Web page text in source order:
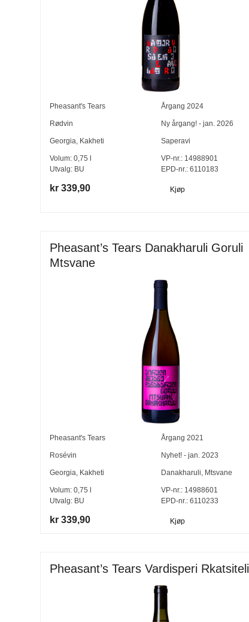
Pheasant's Tears Årgang 2024
Rødvin Ny årgang! - jan. 2026
Georgia, Kakheti Saperavi
Volum:0,75
Utvalg: BU
VP-nr.:14988901
EPD-nr.: 6110183
kr 339,90 Kjøp
Pheasant’s Tears Danakharuli Goruli
Mtsvane
Pheasant's Tears Årgang 2021
Rosévin Nyhet! - jan. 2023
Georgia, Kakheti Danakharuli, Mtsvane
Volum:0,75
Utvalg: BU
VP-nr.:14988601
EPD-nr.: 6110233
kr 339,90 Kjøp
Pheasant’s Tears Vardisperi Rkatsiteli